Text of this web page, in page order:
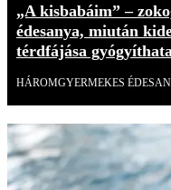
„A kisbabáim” –
édesanya, miután
térdfájása
HÁROMGYERMEKES